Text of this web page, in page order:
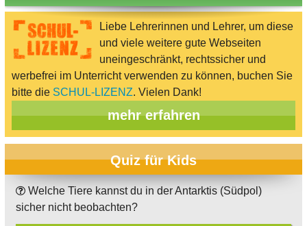
Liebe Lehrerinnen und Lehrer, um diese
und viele weitere gute Webseiten
uneingeschränkt, rechtssicher und
werbefrei im Unterricht verwenden zu können, buchen Sie
bitte die SCHUL-LIZENZ. Vielen Dank!
mehr erfahren
Quiz für Kids
Welche Tiere kannst du in der Antarktis (Südpol)
sicher nicht beobachten?